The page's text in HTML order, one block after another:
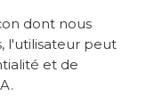
dont nous
l'utilisateur peut
et de